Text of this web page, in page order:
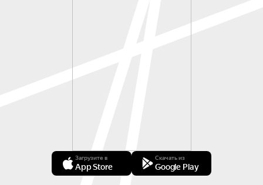
Загрузите в
App Store
Скачать из
Google Play